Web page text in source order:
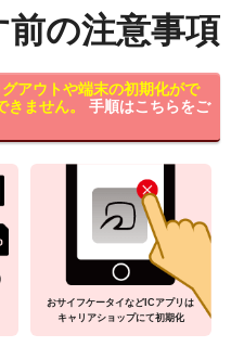
前の注意事項
アウトや端末の初期化がで
ません。
手順はこちらをご
おサイフケータイなどICアプリは
キャリアショップにて初期化